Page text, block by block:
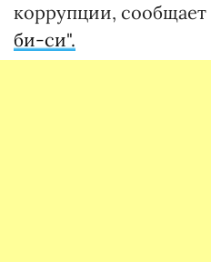
коррупции, сообщает
би-си".